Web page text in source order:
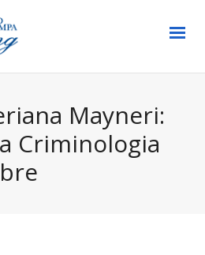
Mayneri:
Criminologia